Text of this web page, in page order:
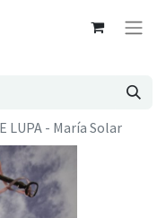
LUPA - María Solar